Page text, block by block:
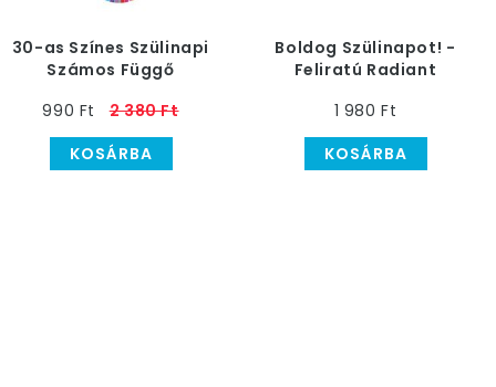
30-as Színes Szülinapi
Számos Függő
990 Ft
2 380 Ft
KOSÁRBA
Boldog Szülinapot! -
Feliratú Radiant
cm
1 980 Ft
KOSÁRBA